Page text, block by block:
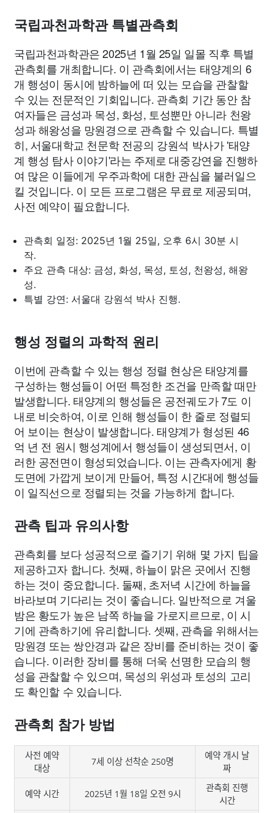
국립과천과학관 특별관측회
국립과천과학관은 2025년 1월 25일 일몰 직후 특별
관측회를 개최합니다. 이 관측회에서는 태양계의 6
개 행성이 동시에 밤하늘에 떠 있는 모습을 관찰할
수 있는 전문적인 기회입니다. 관측회 기간 동안 참
여자들은 금성과 목성, 화성, 토성뿐만 아니라 천왕
성과 해왕성을 망원경으로 관측할 수 있습니다. 특별
히, 서울대학교 천문학 전공의 강원석 박사가 '태양
계 행성 탐사 이야기'라는 주제로 대중강연을 진행하
여 많은 이들에게 우주과학에 대한 관심을 불러일으
킬 것입니다. 이 모든 프로그램은 무료로 제공되며,
사전 예약이 필요합니다.
관측회 일정: 2025년 1월 25일, 오후 6시 30분 시
작.
주요 관측 대상: 금성, 화성, 목성, 토성, 천왕성, 해왕
성.
특별 강연: 서울대 강원석 박사 진행.
행성 정렬의 과학적 원리
이번에 관측할 수 있는 행성 정렬 현상은 태양계를
구성하는 행성들이 어떤 특정한 조건을 만족할 때만
발생합니다. 태양계의 행성들은 공전궤도가 7도 이
내로 비슷하여, 이로 인해 행성들이 한 줄로 정렬되
어 보이는 현상이 발생합니다. 태양계가 형성된 46
억 년 전 원시 행성계에서 행성들이 생성되면서, 이
러한 공전면이 형성되었습니다. 이는 관측자에게 황
도면에 가깝게 보이게 만들어, 특정 시간대에 행성들
이 일직선으로 정렬되는 것을 가능하게 합니다.
관측 팁과 유의사항
관측회를 보다 성공적으로 즐기기 위해 몇 가지 팁을
제공하고자 합니다. 첫째, 하늘이 맑은 곳에서 진행
하는 것이 중요합니다. 둘째, 초저녁 시간에 하늘을
바라보며 기다리는 것이 좋습니다. 일반적으로 겨울
밤은 황도가 높은 남쪽 하늘을 가로지르므로, 이 시
기에 관측하기에 유리합니다. 셋째, 관측을 위해서는
망원경 또는 쌍안경과 같은 장비를 준비하는 것이 좋
습니다. 이러한 장비를 통해 더욱 선명한 모습의 행
성을 관찰할 수 있으며, 목성의 위성과 토성의 고리
도 확인할 수 있습니다.
관측회 참가 방법
사전 예약
대상
7세 이상 선착순 250명
예약 개시 날
짜
예약 시간 2025년 1월 18일 오전 9시
관측회 진행
시간